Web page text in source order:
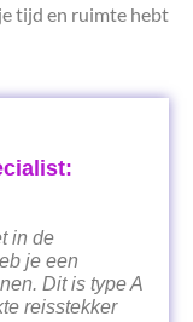
tijd en ruimte hebt
in de
je een
Dit is type A
reisstekker